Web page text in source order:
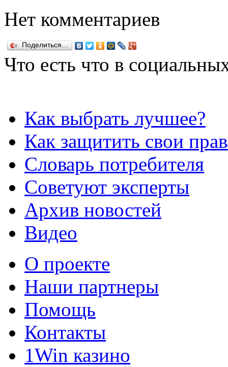
Нет комментариев
Поделиться…
Что есть что в
Как выбрать лучшее?
Как защитить свои
Словарь потребителя
Советуют эксперты
Архив новостей
Видео
О проекте
Наши партнеры
Помощь
Контакты
1Win казино